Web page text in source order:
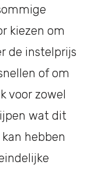
kiezen om
de instelprijs
of om
voor zowel
wat dit
hebben